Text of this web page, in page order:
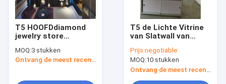
T5 HOOFDdiamond
jewelry store
MOQ:3 stukken
Ontvang de meest recente Prijs
T5 de Lichte Vitrine
van Slatwall van
16mm Dikke MDF
Prijs:negotiable
MOQ:10 stukken